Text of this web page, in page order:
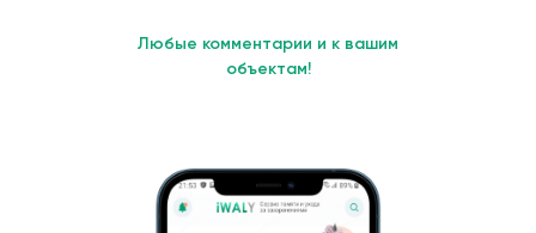
Любые комментарии и к вашим
объектам!